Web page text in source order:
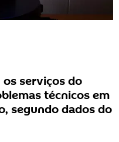
serviços do
técnicos em
segundo dados do